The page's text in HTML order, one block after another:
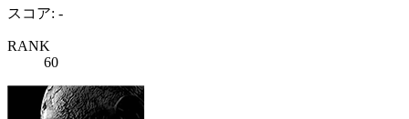
スコア: -
RANK
60